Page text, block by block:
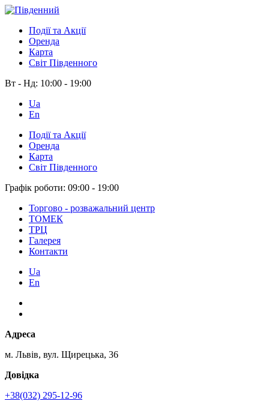
Події та Акції
Оренда
Карта
Світ Південного
Вт - Нд: 10:00 - 19:00
Ua
En
Події та Акції
Оренда
Карта
Світ Південного
Графік роботи: 09:00 - 19:00
Торгово - розважальний центр
ТОМЕК
ТРЦ
Галерея
Контакти
Ua
En
Адреса
м. Львів, вул. Щирецька, 36
Довідка
+38(032) 295-12-96